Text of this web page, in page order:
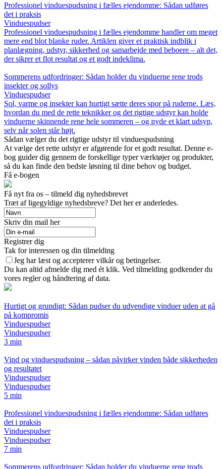
Professionel vinduespudsning i fælles ejendomme: Sådan udføres
det i praksis
Vinduespudser
Professionel vinduespudsning i fælles ejendomme handler om meget
mere end blot blanke ruder. Artiklen giver et praktisk indblik i
planlægning, udstyr, sikkerhed og samarbejde med beboere – alt det,
der sikrer et flot resultat og et godt indeklima.
Sommerens udfordringer: Sådan holder du vinduerne rene trods
insekter og sollys
Vinduespudser
Sol, varme og insekter kan hurtigt sætte deres spor på ruderne. Læs,
hvordan du med de rette teknikker og det rigtige udstyr kan holde
vinduerne skinnende rene hele sommeren – og nyde et klart udsyn,
selv når solen står højt.
Sådan vælger du det rigtige udstyr til vinduespudsning
At vælge det rette udstyr er afgørende for et godt resultat. Denne e-
bog guider dig gennem de forskellige typer værktøjer og produkter,
så du kan finde den bedste løsning til dine behov og budget.
Få e-bogen
Få nyt fra os – tilmeld dig nyhedsbrevet
Træt af ligegyldige nyhedsbreve? Det her er anderledes.
Skriv din mail her
Registrer dig
Tak for interessen og din tilmelding
Jeg har læst og accepterer vilkår og betingelser.
Du kan altid afmelde dig med ét klik. Ved tilmelding godkender du
vores regler og håndtering af data.
Hurtigt og grundigt: Sådan pudser du udvendige vinduer uden at gå
på kompromis
Vinduespudser
Vinduespudser
3 min
Vind og vinduespudsning – sådan påvirker vinden både sikkerheden
og resultatet
Vinduespudser
Vinduespudser
5 min
Professionel vinduespudsning i fælles ejendomme: Sådan udføres
det i praksis
Vinduespudser
Vinduespudser
7 min
Sommerens udfordringer: Sådan holder du vinduerne rene trods